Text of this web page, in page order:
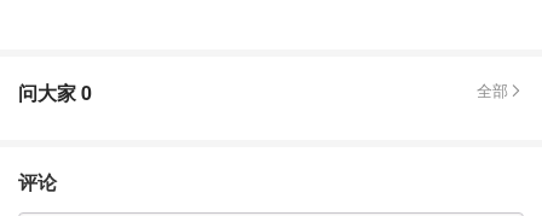
会是在公园的长椅上，聊了整整三小时，几个月后他们就订
婚了。
见的“黄昏综合症”（sundowner syndrome）。这是一种随
问大家0 全部
评论